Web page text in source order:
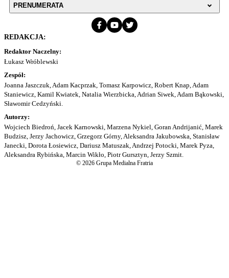
PRENUMERATA
REDAKCJA:
Redaktor Naczelny:
Łukasz Wróblewski
Zespół:
Joanna Jaszczuk, Adam Kacprzak, Tomasz Karpowicz, Robert Knap, Adam
Staniewicz, Kamil Kwiatek, Natalia Wierzbicka, Adrian Siwek, Adam Bąkowski,
Sławomir Cedzyński.
Autorzy:
Wojciech Biedroń, Jacek Karnowski, Marzena Nykiel, Goran Andrijanić, Marek
Budzisz, Jerzy Jachowicz, Grzegorz Górny, Aleksandra Jakubowska, Stanisław
Janecki, Dorota Łosiewicz, Dariusz Matuszak, Andrzej Potocki, Marek Pyza,
Aleksandra Rybińska, Marcin Wikło, Piotr Gursztyn, Jerzy Szmit.
© 2026 Grupa Medialna Fratria